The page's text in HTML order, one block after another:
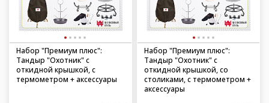
Набор "Премиум плюс":
Тандыр "Охотник" с
откидной крышкой, с
термометром + аксессуары
Набор "Премиум плюс":
Тандыр "Охотник" с
откидной крышкой, со
столиками, с термометром +
аксессуары